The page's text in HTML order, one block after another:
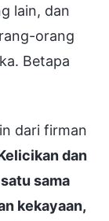
lain, dan
orang
Betapa
dari firman
dan
sama
kekayaan,